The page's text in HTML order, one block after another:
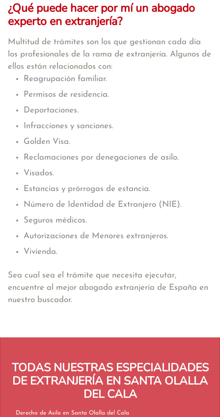
¿Qué puede hacer por mí un abogado
experto en extranjería?
Multitud de trámites son los que gestionan cada día
los profesionales de la rama de extranjería. Algunos de
ellos están relacionados con:
Reagrupación familiar.
Permisos de residencia.
Deportaciones.
Infracciones y sanciones.
Golden Visa.
Reclamaciones por denegaciones de asilo.
Visados.
Estancias y prórrogas de estancia.
Número de Identidad de Extranjero (NIE).
Seguros médicos.
Autorizaciones de Menores extranjeros.
Vivienda.
Sea cual sea el trámite que necesita ejecutar,
encuentre al mejor abogado extranjería de España en
nuestro buscador.
TODAS NUESTRAS ESPECIALIDADES
DE EXTRANJERÍA EN SANTA OLALLA
DEL CALA
Derecho de Asilo en Santa Olalla del Cala